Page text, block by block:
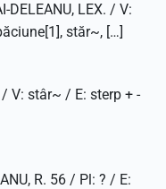
DELEANU, LEX. / V:
stăr~, […]
V: stâr~ / E: sterp + -
R. 56 / Pl: ? / E: